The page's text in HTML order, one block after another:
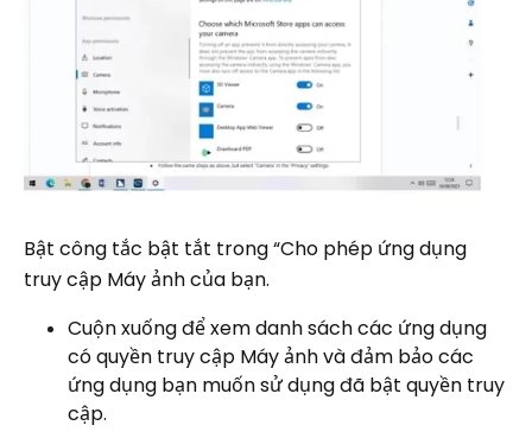
Bật công tắc bật tắt trong “Cho phép ứng dụng
truy cập Máy ảnh của bạn.
Cuộn xuống để xem danh sách các ứng dụng
có quyền truy cập Máy ảnh và đảm bảo các
ứng dụng bạn muốn sử dụng đã bật quyền truy
cập.